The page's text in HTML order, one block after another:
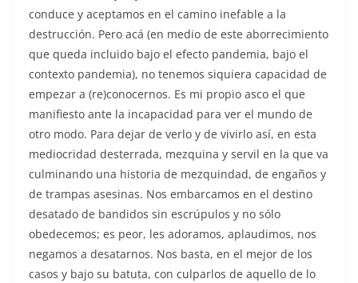
conduce y aceptamos en el camino inefable a la
destrucción. Pero acá (en medio de este aborrecimiento
que queda incluido bajo el efecto pandemia, bajo el
contexto pandemia), no tenemos siquiera capacidad de
empezar a (re)conocernos. Es mi propio asco el que
manifiesto ante la incapacidad para ver el mundo de
otro modo. Para dejar de verlo y de vivirlo así, en esta
mediocridad desterrada, mezquina y servil en la que va
culminando una historia de mezquindad, de engaños y
de trampas asesinas. Nos embarcamos en el destino
desatado de bandidos sin escrúpulos y no sólo
obedecemos; es peor, les adoramos, aplaudimos, nos
negamos a desatarnos. Nos basta, en el mejor de los
casos y bajo su batuta, con culparlos de aquello de lo